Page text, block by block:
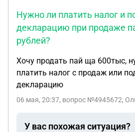
Нужно ли платить налог и
декларацию при продаже
рублей?
Хочу продать пай ща 600тыс,
платить налог с продаж или
декларацию
06 мая, 20:37, вопрос №4945672,
У вас похожая ситуация?